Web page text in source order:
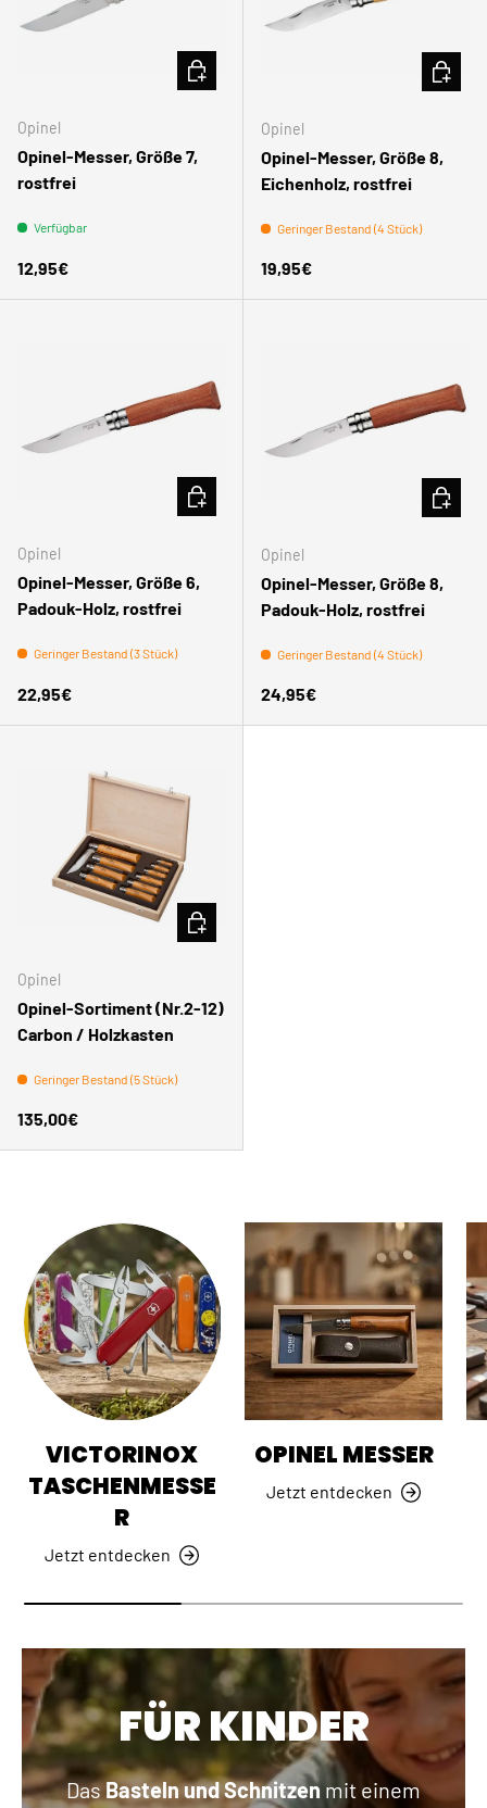
Opinel
Opinel-Messer, Größe 7,
rostfrei
Verfügbar
Normaler Preis
12,95€
IN DEN WARENKORB
Opinel
Opinel-Messer, Größe 8,
Eichenholz, rostfrei
Geringer Bestand (4 Stück)
Normaler Preis
19,95€
IN DEN
Opinel
Opinel-Messer, Größe 6,
Padouk-Holz, rostfrei
Geringer Bestand (3 Stück)
Normaler Preis
22,95€
IN DEN WARENKORB
Opinel
Opinel-Messer, Größe 8,
Padouk-Holz, rostfrei
Geringer Bestand (4 Stück)
Normaler Preis
24,95€
IN DEN
Opinel
Opinel-Sortiment (Nr.2-12)
Carbon / Holzkasten
Geringer Bestand (5 Stück)
Normaler Preis
135,00€
IN DEN WARENKORB
VICTORINOX
TASCHENMESSE
R
Jetzt entdecken
OPINEL MESSER
Jetzt entdecken
FÜR KINDER
DasBasteln und Schnitzen mit einem